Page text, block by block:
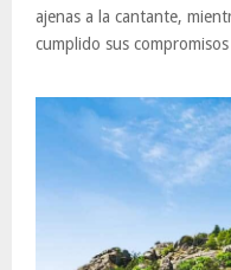
ajenas a la cantante,
cumplido sus